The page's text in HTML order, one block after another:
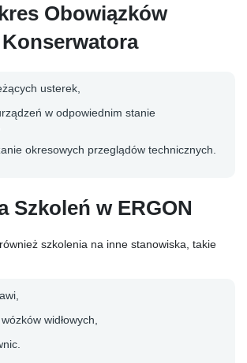
Obowiązków
Konserwatora
usterek,
w odpowiednim stanie
okresowych przeglądów technicznych.
Szkoleń w ERGON
szkolenia na inne stanowiska, takie
widłowych,